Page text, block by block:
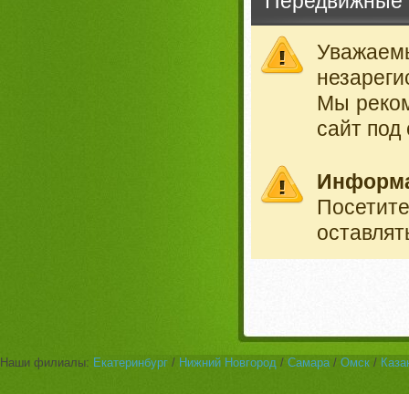
Мы
сайт
Наши филиалы: Екатеринбург / Нижний Новгород / Самара/ Омск /